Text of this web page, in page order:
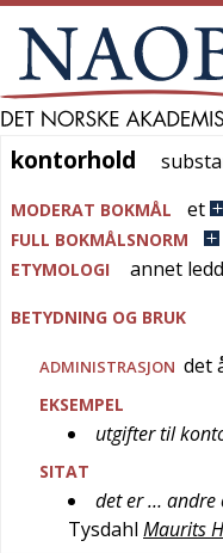
kontorhold
kontorhold
MODERAT BOKMÅL et
FULL BOKMÅLSNORM
ETYMOLOGI
annet ledd
BETYDNING OG BRUK
ADMINISTRASJON det
EKSEMPEL
utgifter til
SITAT
det er … andre
Tysdahl Maurits